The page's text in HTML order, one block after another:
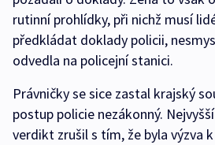
rutinní prohlídky, při nichž musí
předkládat doklady policii,
odvedla na policejní stanici.
Právničky se sice zastal krajský
postup policie nezákonný.
verdikt zrušil s tím, že byla výzva